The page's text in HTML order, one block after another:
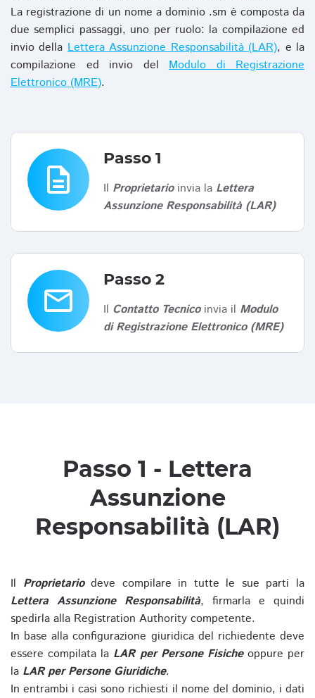
La registrazione di un nome a dominio .sm è composta da
due semplici passaggi, uno per ruolo: la compilazione ed
invio dellaLettera Assunzione Responsabilità (LAR), e la
compilazione ed invio del Modulo di Registrazione
Elettronico (MRE).
description
Passo 1
Il Proprietarioinvia la Lettera
Assunzione Responsabilità (LAR)
email
Passo 2
Il Contatto Tecnicoinvia il Modulo
di Registrazione Elettronico (MRE)
Passo 1 - Lettera
Assunzione
Responsabilità (LAR)
Il Proprietariodeve compilare in tutte le sue parti la
Lettera Assunzione Responsabilità, firmarla e quindi
spedirla alla Registration Authority competente.
In base alla configurazione giuridica del richiedente deve
essere compilata la LAR per Persone Fisicheoppure per
la LAR per Persone Giuridiche.
In entrambi i casi sono richiesti il nome del dominio, i dati